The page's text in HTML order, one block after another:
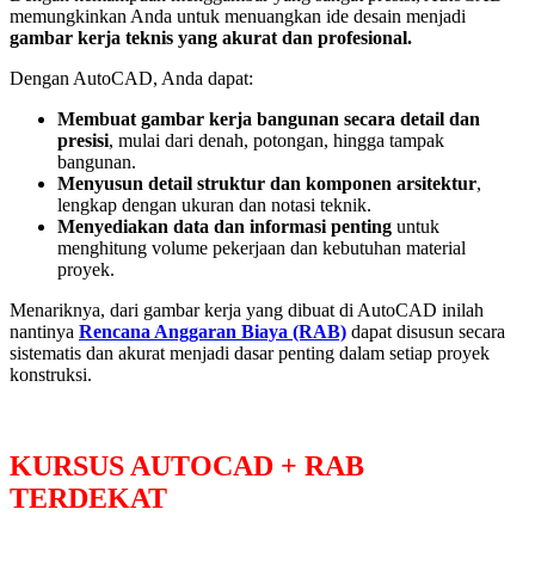
memungkinkan Anda untuk menuangkan ide desain menjadi
gambar kerja teknis yang akurat dan profesional.
Dengan AutoCAD, Anda dapat:
Membuat gambar kerja bangunan secara detail dan
presisi, mulai dari denah, potongan, hingga tampak
bangunan.
Menyusun detail struktur dan komponen arsitektur,
lengkap dengan ukuran dan notasi teknik.
Menyediakan data dan informasi penting untuk
menghitung volume pekerjaan dan kebutuhan material
proyek.
Menariknya, dari gambar kerja yang dibuat di AutoCAD inilah
nantinya Rencana Anggaran Biaya (RAB) dapat disusun secara
sistematis dan akurat menjadi dasar penting dalam setiap proyek
konstruksi.
KURSUS AUTOCAD + RAB
TERDEKAT